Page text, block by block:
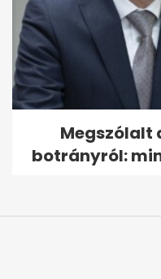
Megszólalt
botrányról: